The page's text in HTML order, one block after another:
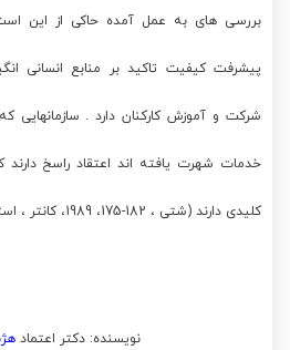
بررسی های به عمل آمده حاکی از این
پیشرفت کیفیت تاکید بر منابع انسانی
شرکت و آموزش کارکنان دارد .
خدمات شهرت یافته اند اعتقاد راسخ
کلیدی دارند (شتی ، 182-175، 1989، کانتر ، استین و جیک ، 1991).
نویسنده: دکتر اعتماد